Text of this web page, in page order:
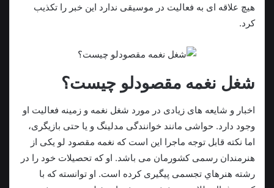
هیچ علاقه ای به فعالیت در موسیقی ندارد این خبر را تکذيب
کرد.
شغل نغمه مقصودلو چیست؟
اخبار و شایعه های زیادی در مورد شغل نغمه و زمینه فعالیت او
وجود دارد. حواشی مانند خوانندگی مدلینگ و یا حتی بازیگری،
اما نکته قابل توجه ماجرا این است که نغمه مقصود لو یکی از
هنرمندان رسمی کشورمان می باشد. او که تحصیلات خود را در
رشته هنرهاي تجسمی پیگیری کرده است. او توانسته که با